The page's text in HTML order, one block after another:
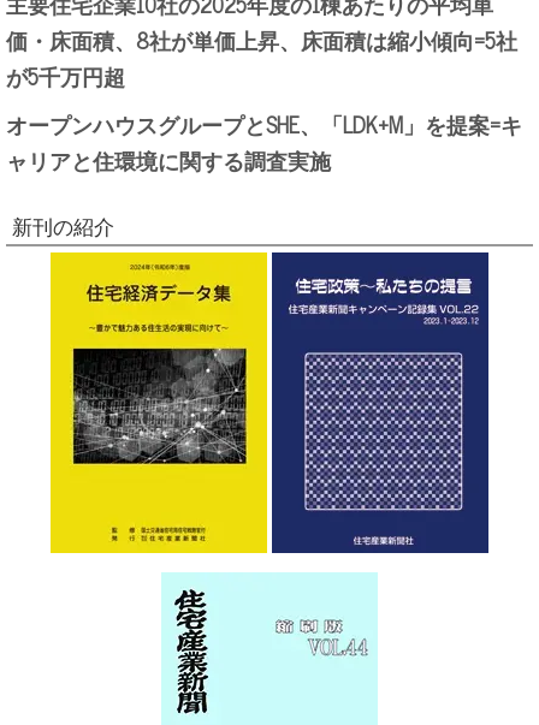
価・床面積、8社が単価上昇、床面積は縮小傾向=5社
が5千万円超
オープンハウスグループとSHE、「LDK+M」を提案=キ
ャリアと住環境に関する調査実施
新刊の紹介